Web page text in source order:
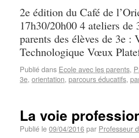
2e édition du Café de
17h30/20h00 4 ateliers
parents des élèves de 3e
Technologique Vœux
Publié dans Ecole avec les parents,
3e, orientation, parcours éducatifs,
La voie
Publié le09/04/2016par Professeur